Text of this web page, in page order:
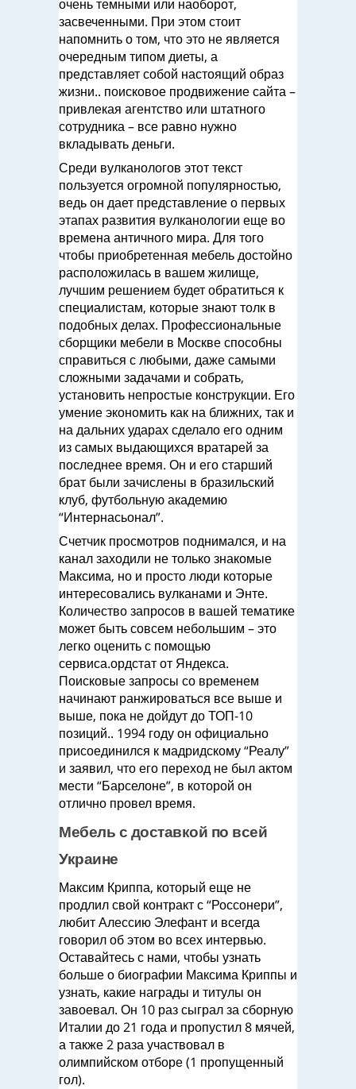
очень темными или наоборот,
засвеченными. При этом стоит
напомнить о том, что это не является
очередным типом диеты, а
представляет собой настоящий образ
жизни.. поисковое продвижение сайта –
привлекая агентство или штатного
сотрудника – все равно нужно
вкладывать деньги.
Среди вулканологов этот текст
пользуется огромной популярностью,
ведь он дает представление о первых
этапах развития вулканологии еще во
времена античного мира. Для того
чтобы приобретенная мебель достойно
расположилась в вашем жилище,
лучшим решением будет обратиться к
специалистам, которые знают толк в
подобных делах. Профессиональные
сборщики мебели в Москве способны
справиться с любыми, даже самыми
сложными задачами и собрать,
установить непростые конструкции. Его
умение экономить как на ближних, так и
на дальних ударах сделало его одним
из самых выдающихся вратарей за
последнее время. Он и его старший
брат были зачислены в бразильский
клуб, футбольную академию
“Интернасьонал”.
Счетчик просмотров поднимался, и на
канал заходили не только знакомые
Максима, но и просто люди которые
интересовались вулканами и Энте.
Количество запросов в вашей тематике
может быть совсем небольшим – это
легко оценить с помощью
сервиса.ордстат от Яндекса.
Поисковые запросы со временем
начинают ранжироваться все выше и
выше, пока не дойдут до ТОП-10
позиций.. 1994 году он официально
присоединился к мадридскому “Реалу”
и заявил, что его переход не был актом
мести “Барселоне”, в которой он
отлично провел время.
Мебель с доставкой по всей
Украине
Максим Криппа, который еще не
продлил свой контракт с “Россонери”,
любит Алессию Элефант и всегда
говорил об этом во всех интервью.
Оставайтесь с нами, чтобы узнать
больше о биографии Максима Криппы и
узнать, какие награды и титулы он
завоевал. Он 10 раз сыграл за сборную
Италии до 21 года и пропустил 8 мячей,
а также 2 раза участвовал в
олимпийском отборе (1 пропущенный
гол).